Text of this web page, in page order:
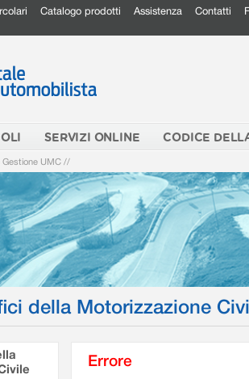
Catalogo prodotti Assistenza Contatti
SERVIZI ONLINE CODICE
Gestione UMC //
della Motorizzazione
Errore